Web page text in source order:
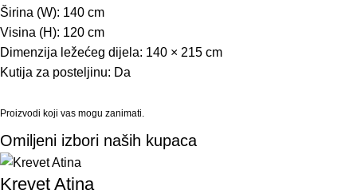
Širina (W): 140 cm
Visina (H): 120 cm
Dimenzija ležećeg dijela: 140 × 215 cm
Kutija za posteljinu: Da
Proizvodi koji vas mogu zanimati.
Omiljeni izbori naših kupaca
Krevet Atina